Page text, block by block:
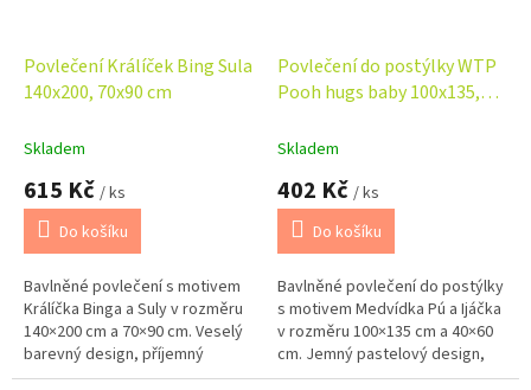
Povlečení Králíček Bing Sula
140x200, 70x90 cm
Skladem
615 Kč / ks
Do košíku
Bavlněné povlečení s motivem
Králíčka Binga a Suly v rozměru
140×200 cm a 70×90 cm. Veselý
barevný design, příjemný
materiál a zapínání na zip zajistí
Povlečení do postýlky WTP
Pooh hugs baby 100x135,
Skladem
402 Kč / ks
Do košíku
Bavlněné povlečení do postýlky
s motivem Medvídka Pú a Ijáčka
v rozměru 100×135 cm a 40×60
cm. Jemný pastelový design,
příjemný materiál a zapínání na